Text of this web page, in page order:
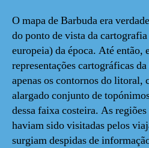
O mapa de Barbuda era
do ponto de vista da
europeia) da época. Até então,
representações cartográficas
apenas os contornos do litoral,
alargado conjunto de
dessa faixa costeira. As
haviam sido visitadas pelos
surgiam despidas de